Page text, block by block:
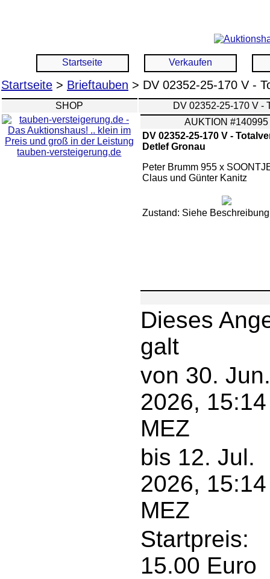
Startseite Verkaufen
Startseite > Brieftauben > DV 02352-25-170 V -
SHOP
tauben-versteigerung.de
DV 02352-25-170 V -
AUKTION #140995
DV 02352-25-170 V -
Detlef Gronau
Peter Brumm 955 x
Claus und Günter Kanitz
Zustand: Siehe Beschreibung
Dieses
galt
von 30. Jun.
2026, 15:14
MEZ
bis 12. Jul.
2026, 15:14
MEZ
Startpreis:
15.00 Euro